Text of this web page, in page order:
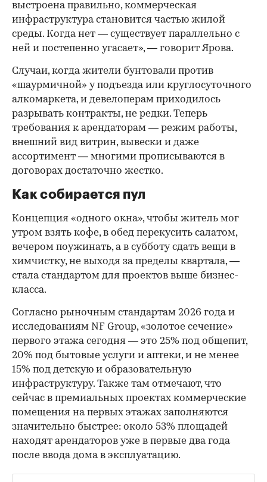
выстроена правильно, коммерческая
инфраструктура становится частью жилой
среды. Когда нет — существует параллельно с
ней и постепенно угасает», — говорит Ярова.
Случаи, когда жители бунтовали против
«шаурмичной» у подъезда или круглосуточного
алкомаркета, и девелоперам приходилось
разрывать контракты, не редки. Теперь
требования к арендаторам — режим работы,
внешний вид витрин, вывески и даже
ассортимент — многими прописываются в
договорах достаточно жестко.
Как собирается пул
Концепция «одного окна», чтобы житель мог
утром взять кофе, в обед перекусить салатом,
вечером поужинать, а в субботу сдать вещи в
химчистку, не выходя за пределы квартала, —
стала стандартом для проектов выше бизнес-
класса.
Согласно рыночным стандартам 2026 года и
исследованиям NF Group, «золотое сечение»
первого этажа сегодня — это 25% под общепит,
20% под бытовые услуги и аптеки, и не менее
15% под детскую и образовательную
инфраструктуру. Также там отмечают, что
сейчас в премиальных проектах коммерческие
помещения на первых этажах заполняются
значительно быстрее: около 53% площадей
находят арендаторов уже в первые два года
после ввода дома в эксплуатацию.